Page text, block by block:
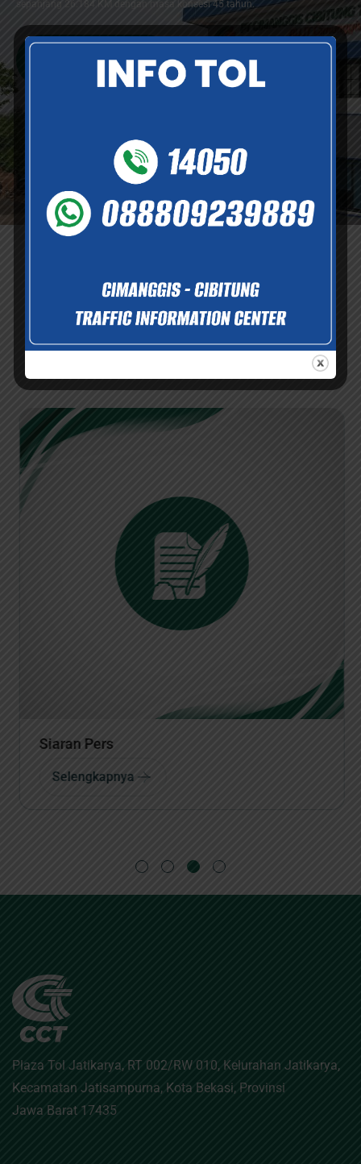
sepanjang 26.184 KM dengan masa konsesi 45 tahun.
Selengkapnya
Informasi dan Layanan
Informasi dan dukungan layanan yang tersedia demi
Siaran Pers
Selengkapnya
Plaza Tol Jatikarya, RT 002/RW 010, Kelurahan Jatikarya,
Kecamatan Jatisampurna, Kota Bekasi, Provinsi
Jawa Barat 17435